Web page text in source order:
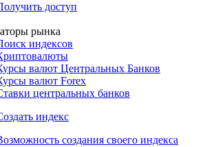
доступ
рынка
индексов
валют Центральных Банков
валют Forex
центральных банков
индекс
создания своего индекса